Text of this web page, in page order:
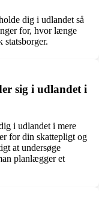
dig i udlandet så
for, hvor længe
sig i udlandet i
i udlandet i mere
for din skattepligt og
at undersøge
planlægger et